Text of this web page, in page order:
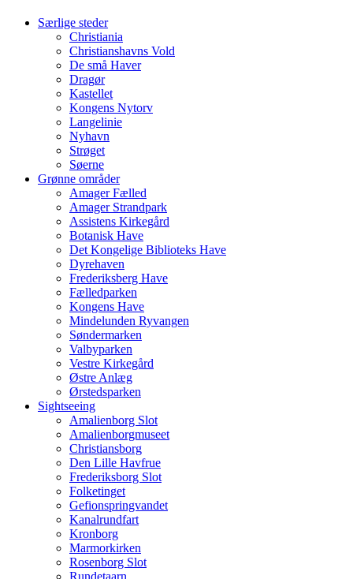
Særlige steder
Christiania
Christianshavns Vold
De små Haver
Dragør
Kastellet
Kongens Nytorv
Langelinie
Nyhavn
Strøget
Søerne
Grønne områder
Amager Fælled
Amager Strandpark
Assistens Kirkegård
Botanisk Have
Det Kongelige Biblioteks Have
Dyrehaven
Frederiksberg Have
Fælledparken
Kongens Have
Mindelunden Ryvangen
Søndermarken
Valbyparken
Vestre Kirkegård
Østre Anlæg
Ørstedsparken
Sightseeing
Amalienborg Slot
Amalienborgmuseet
Christiansborg
Den Lille Havfrue
Frederiksborg Slot
Folketinget
Gefionspringvandet
Kanalrundfart
Kronborg
Marmorkirken
Rosenborg Slot
Rundetaarn